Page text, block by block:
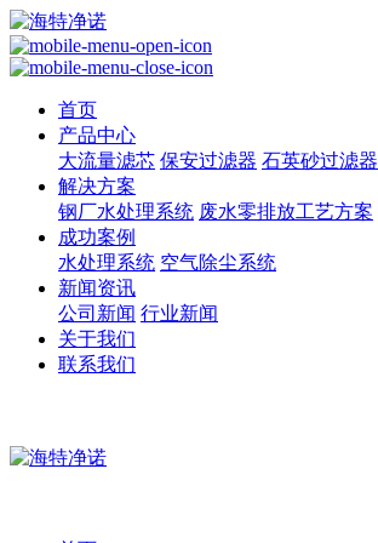
首页
产品中心
大流量滤芯 保安过滤器 石英砂过滤器
解决方案
钢厂水处理系统 废水零排放工艺方案
成功案例
水处理系统 空气除尘系统
新闻资讯
公司新闻 行业新闻
关于我们
联系我们